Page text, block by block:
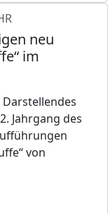
neu
im
Jahrgang des
von